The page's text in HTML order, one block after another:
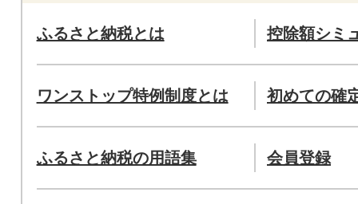
ふるさと納税とは 控除額シミ
ワンストップ特例制度とは 初めての確
ふるさと納税の用語集 会員登録